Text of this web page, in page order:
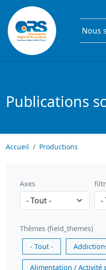
Aller au contenu principal
Nous
Publications
Accueil Productions
Axes
Thèmes (field_themes)
- Tout -
Alimentation / Activité